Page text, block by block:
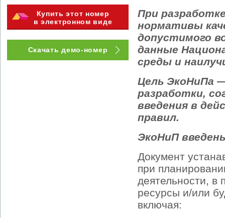
Купить этот номер
в электронном виде
Скачать демо-номер
При
нормативы
допустимого
данные
среды и
Цель ЭкоНиПа
разработки,
введения в
правил.
ЭкоНиП
Документ
при
деятельности, в
ресурсы и/или
включая: